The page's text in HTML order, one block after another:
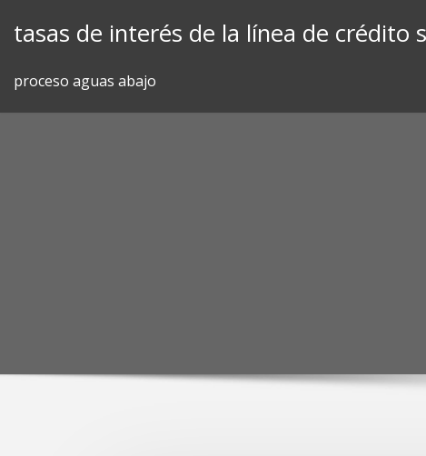
tasas de interés de la línea de crédito
proceso aguas abajo